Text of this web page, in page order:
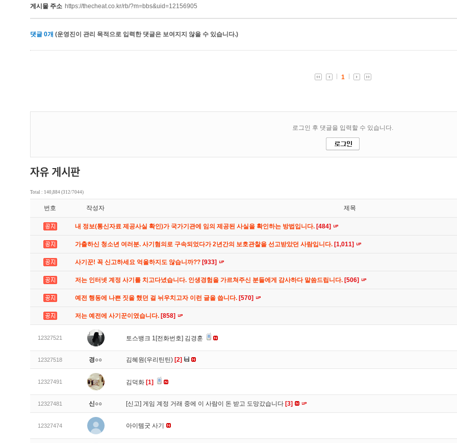
게시물 주소 https://thecheat.co.kr/rb/?m=bbs&uid=12156905
댓글 0개 (운영진이 관리 목적으로 입력한 댓글은 보여지지 않을 수 있습니다.)
Total : 140,884 (312/7044)
번호 작성자 제목
내 정보(통신자료 제공사실 확인)가 국가기관에 임의 제공된 사실을 확인하는 방법입니다. [484]
가출하신 청소년 여러분. 사기혐의로 구속되었다가 2년간의 보호관찰을 선고받았던 사람입니다. [1,011]
사기꾼! 꼭 신고하세요 억울하지도 않습니까?? [933]
저는 인터넷 계정 사기를 치고다녔습니다. 인생경험을 가르쳐주신 분들에게 감사하다 말씀드립니다. [506]
예전 행동에 나쁜 짓을 했던 걸 뉘우치고자 이런 글을 씁니다. [570]
저는 예전에 사기꾼이였습니다. [858]
12327521 토스뱅크 1[전화번호] 김경훈
12327518 경○○ 김혜원(우리틴틴) [2]
12327491 김덕화 [1]
12327481 신○○ [신고] 게임 계정 거래 중에 이 사람이 돈 받고 도망갔습니다 [3]
12327474 아이템굿 사기